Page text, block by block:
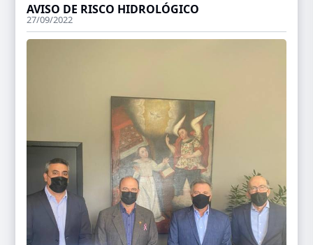
AVISO DE RISCO HIDROLÓGICO
27/09/2022